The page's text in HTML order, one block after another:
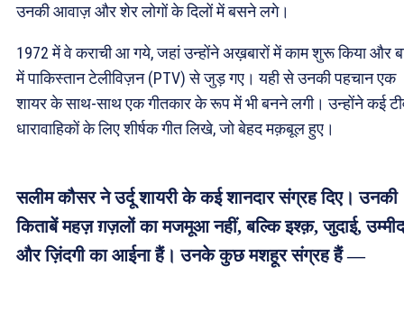
उनकी आवाज़ और शेर लोगों के दिलों में बसने लगे।
1972 में वे कराची आ गये, जहां उन्होंने अख़बारों में काम शुरू किया और
में पाकिस्तान टेलीविज़न (PTV) से जुड़ गए। यही से उनकी पहचान एक
शायर के साथ-साथ एक गीतकार के रूप में भी बनने लगी। उन्होंने कई
धारावाहिकों के लिए शीर्षक गीत लिखे, जो बेहद मक़बूल हुए।
सलीम कौसर ने उर्दू शायरी के कई शानदार संग्रह दिए। उनकी
किताबें महज़ ग़ज़लों का मजमूआ नहीं, बल्कि इश्क़, जुदाई, उम्मीद
और ज़िंदगी का आईना हैं। उनके कुछ मशहूर संग्रह हैं —